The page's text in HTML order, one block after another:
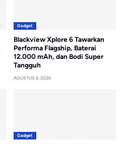
Gadget
Blackview Xplore 6 Tawarkan
Performa Flagship, Baterai
12.000 mAh, dan Bodi Super
Tangguh
AGUSTUS 6, 2026
Gadget